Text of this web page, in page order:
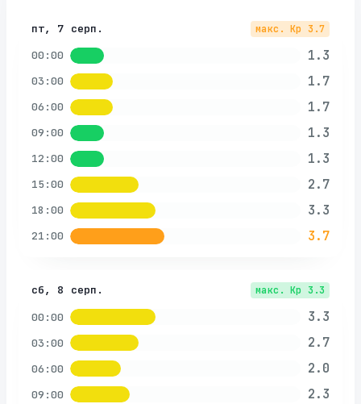
пт, 7 серп. макс. Kp 3.7
00:00 1.3
03:00 1.7
06:00 1.7
09:00 1.3
12:00 1.3
15:00 2.7
18:00 3.3
21:00 3.7
сб, 8 серп. макс. Kp 3.3
00:00 3.3
03:00 2.7
06:00 2.0
09:00 2.3